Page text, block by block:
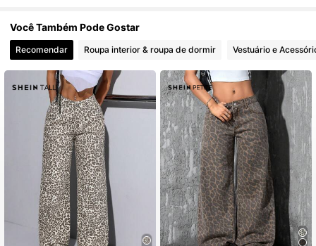
Você Também Pode Gostar
Recomendar Roupa interior & roupa de dormir Vestuário e